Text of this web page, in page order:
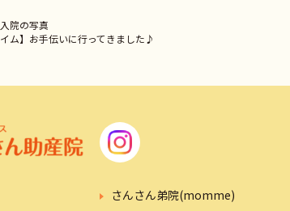
院の写真
イム】お手伝いに行ってきました♪
さんさん弟院(momme)